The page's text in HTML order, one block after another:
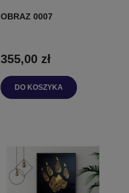
OBRAZ 0007
355,00 zł
DO KOSZYKA